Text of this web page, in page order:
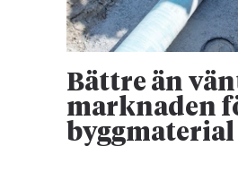
Bättre än
marknaden
byggmaterial